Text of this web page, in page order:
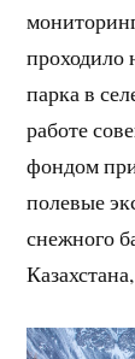
проходило
парка в
работе
фондом
полевые
снежного